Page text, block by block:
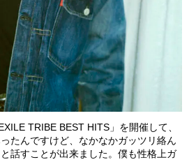
TRIBE BEST HITS」を開催して、
たんですけど、なかなかガッツリ絡ん
話すことが出来ました。僕も性格上ガ